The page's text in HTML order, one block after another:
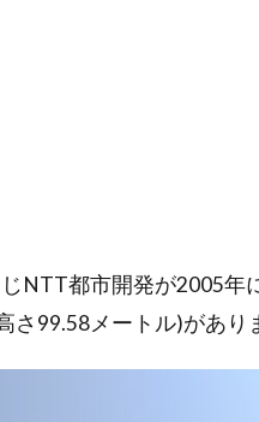
NTT都市開発が2005年
さ99.58メートル)があり